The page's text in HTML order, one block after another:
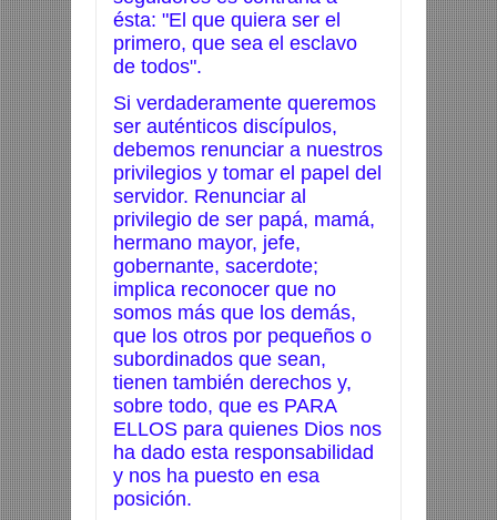
ésta: "El que quiera ser el
primero, que sea el esclavo
de todos".
Si verdaderamente queremos
ser auténticos discípulos,
debemos renunciar a nuestros
privilegios y tomar el papel del
servidor. Renunciar al
privilegio de ser papá, mamá,
hermano mayor, jefe,
gobernante, sacerdote;
implica reconocer que no
somos más que los demás,
que los otros por pequeños o
subordinados que sean,
tienen también derechos y,
sobre todo, que es PARA
ELLOS para quienes Dios nos
ha dado esta responsabilidad
y nos ha puesto en esa
posición.